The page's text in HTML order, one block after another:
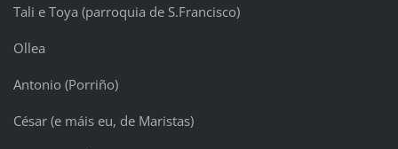
Tali e Toya (parroquia de S.Francisco)
Ollea
Antonio (Porriño)
César (e máis eu, de Maristas)